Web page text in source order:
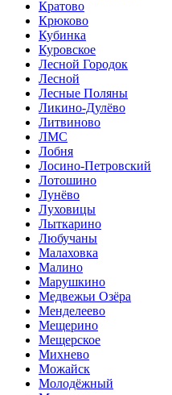
Кратово
Крюково
Кубинка
Куровское
Лесной Городок
Лесной
Лесные Поляны
Ликино-Дулёво
Литвиново
ЛМС
Лобня
Лосино-Петровский
Лотошино
Лунёво
Луховицы
Лыткарино
Любучаны
Малаховка
Малино
Марушкино
Медвежьи Озёра
Менделеево
Мещерино
Мещерское
Михнево
Можайск
Молодёжный